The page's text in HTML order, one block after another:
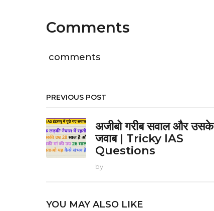
g
i
n
t
o
n
Comments
comments
PREVIOUS POST
अजीबो गरीब सवाल और उसके
जवाब | Tricky IAS
Questions
by
YOU MAY ALSO LIKE